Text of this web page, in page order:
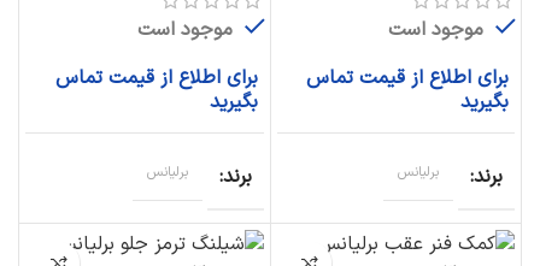
موجود است
برای اطلاع از قیمت تماس
بگیرید
برند برلیانس
موجود است
برای اطلاع از قیمت تماس
بگیرید
برند برلیانس